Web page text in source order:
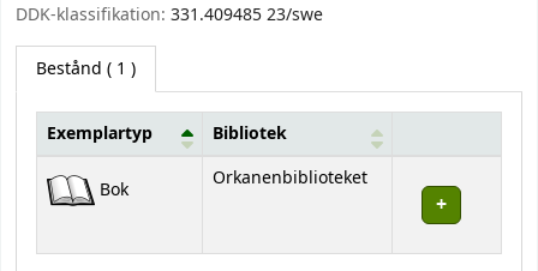
DDK-klassifikation: 331.409485 23/swe
Bestånd ( 1 )
Bestånd
Exemplartyp Bibliotek
Bok Orkanenbiblioteket